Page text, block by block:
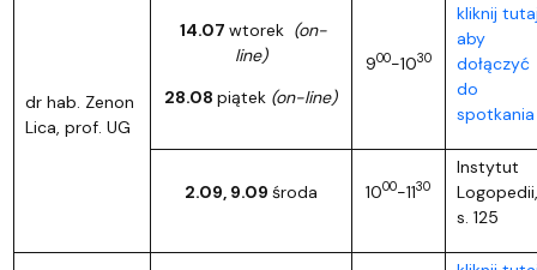
dr hab. Zenon
Lica, prof. UG
14.07 wtorek (on-
line)
28.08 piątek (on-line)
900-1030
kliknij
aby
dołączyć
do
spotkania
2.09, 9.09 środa 1000-1130
Instytut
Logopedii,
s. 125